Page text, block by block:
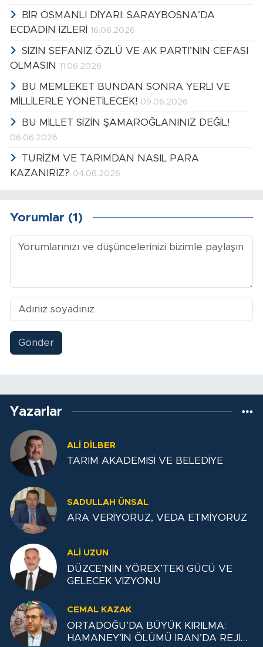
BİR OSMANLI DİYARI: SARAYBOSNA’DA
ECDADIN İZLERİ
16.06.2026
SİZİN SEFANIZ ÖZLÜ VE AK PARTİ’NİN CEFASI
OLMASIN 11.06.2026
BU MEMLEKET BUNDAN SONRA YERLİ VE
MİLLİLERLE YÖNETİLECEK! 09.06.2026
BU MİLLET SİZİN ŞAMAROĞLANINIZ DEĞİL!
06.06.2026
TURİZM VE TARIMDAN NASIL PARA
KAZANIRIZ? 04.06.2026
Yorumlar (1)
Gönder
Yazarlar
ALİ DİLBER
TARIM AKADEMİSİ VE BELEDİYE
SADULLAH ÜNSAL
ARA VERİYORUZ, VEDA ETMİYORUZ
ALI UZUN
DÜZCE’NİN YÖREX’TEKİ GÜCÜ VE
GELECEK VİZYONU
CEMAL KAZAK
ORTADOĞU’DA BÜYÜK KIRILMA:
HAMANEY’İN ÖLÜMÜ İRAN’DA REJİM